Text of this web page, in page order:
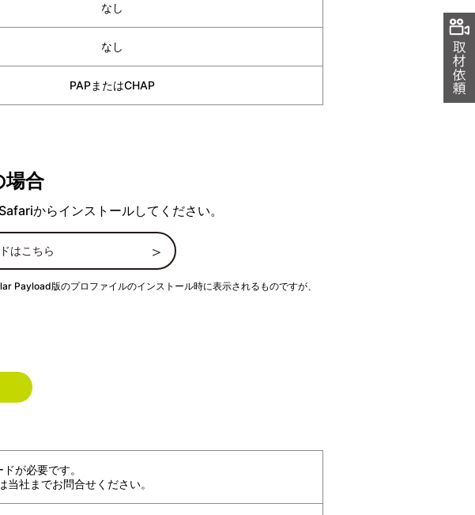
なし
なし
PAPまたはCHAP
合
からインストールしてください。
はこちら
Payload版のプロファイルのインストール時に表示されるものですが、
が必要です。
社までお問合せください。